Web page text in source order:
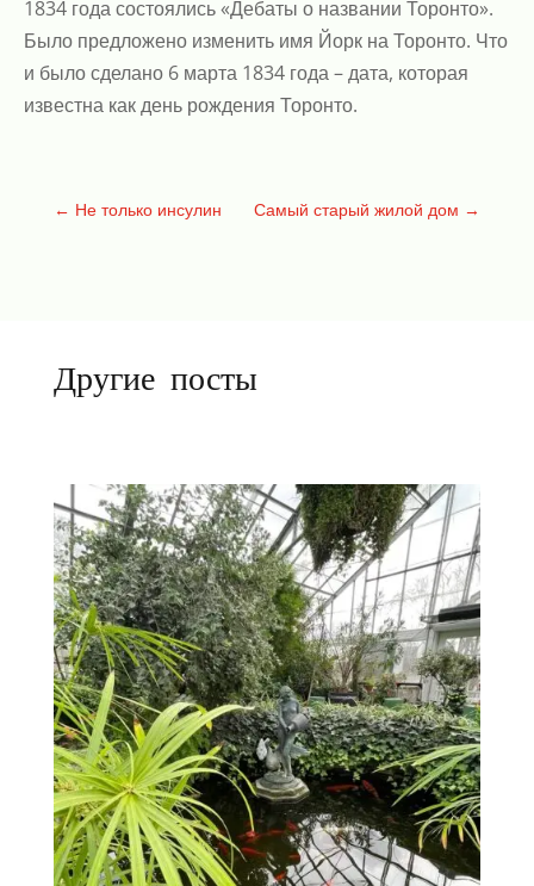
1834 года состоялись «Дебаты о названии Торонто».
Было предложено изменить имя Йорк на Торонто. Что
и было сделано 6 марта 1834 года – дата, которая
известна как день рождения Торонто.
← Не только инсулин Самый старый жилой дом →
Другие посты